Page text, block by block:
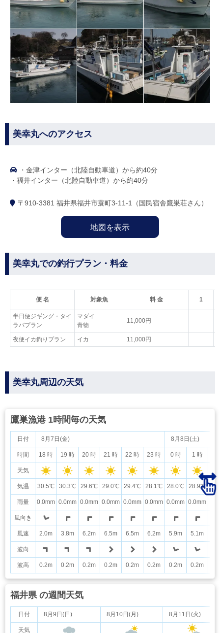
美幸丸へのアクセス
・金津インター（北陸自動車道）から約40分
・福井インター（北陸自動車道）から約40分
〒910-3381 福井県福井市蓑町3‐11‐1（国民宿舎鷹巣荘さん）
地図を表示
美幸丸での釣行プラン・料金
便 名 対象魚 料 金 1
半日便ジギング・タイ
ラバプラン
マダイ
青物
11,000円
夜便イカ釣りプラン イカ 11,000円
美幸丸周辺の天気
鷹巣漁港 1時間毎の天気
日付
時間
天気
気温
雨量
風向き
風速
波向
波高
8月7日(金) 8月8日(土)
18 時 19 時 20 時 21 時 22 時 23 時 0 時 1 時
30.5℃ 30.3℃ 29.6℃ 29.0℃ 29.4℃ 28.1℃ 28.0℃ 28.9℃
0.0mm 0.0mm 0.0mm 0.0mm 0.0mm 0.0mm 0.0mm 0.0mm
2.0m 3.8m 6.2m 6.5m 6.5m 6.2m 5.9m 5.1m
0.2m 0.2m 0.2m 0.2m 0.2m 0.2m 0.2m 0.2m
福井県 の週間天気
日付
天気
8月9日(日) 8月10日(月) 8月11日(火)